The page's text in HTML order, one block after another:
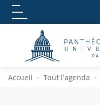
Aller au contenu principal
Logo
FIL D'ARIANE
Accueil Tout l'agenda